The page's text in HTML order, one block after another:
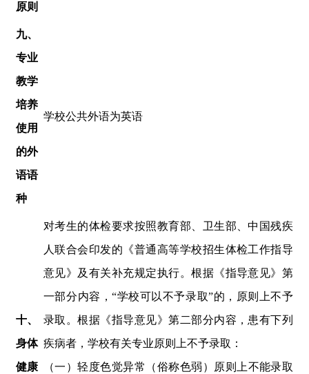
原则
九、
专业
教学
培养
使用
的外
语语
种
学校公共外语为英语
十、
身体
健康
对考生的体检要求按照教育部、卫生部、中国残疾
人联合会印发的《普通高等学校招生体检工作指导
意见》及有关补充规定执行。根据《指导意见》第
一部分内容，“学校可以不予录取”的，原则上不予
录取。根据《指导意见》第二部分内容，患有下列
疾病者，学校有关专业原则上不予录取 ：
（一 ）轻度色觉异常（俗称色弱） 原则上不能录取